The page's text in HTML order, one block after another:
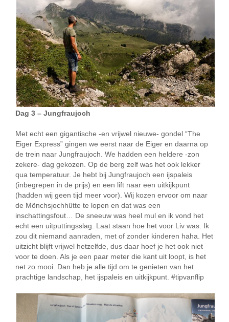
Dag 3 – Jungfraujoch
Met echt een gigantische -en vrijwel nieuwe- gondel “The
Eiger Express” gingen we eerst naar de Eiger en daarna op
de trein naar Jungfraujoch. We hadden een heldere -zon
zekere- dag gekozen. Op de berg zelf was het ook lekker
qua temperatuur. Je hebt bij Jungfraujoch een ijspaleis
(inbegrepen in de prijs) en een lift naar een uitkijkpunt
(hadden wij geen tijd meer voor). Wij kozen ervoor om naar
de Mönchsjochhütte te lopen en dat was een
inschattingsfout… De sneeuw was heel mul en ik vond het
echt een uitputtingsslag. Laat staan hoe het voor Liv was. Ik
zou dit niemand aanraden, met of zonder kinderen haha. Het
uitzicht blijft vrijwel hetzelfde, dus daar hoef je het ook niet
voor te doen. Als je een paar meter die kant uit loopt, is het
net zo mooi. Dan heb je alle tijd om te genieten van het
prachtige landschap, het ijspaleis en uitkijkpunt. #tipvanflip